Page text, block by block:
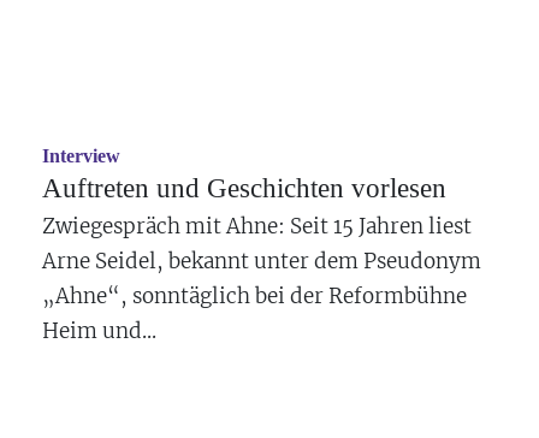
Interview
Auftreten und Geschichten vorlesen
Zwiegespräch mit Ahne: Seit 15 Jahren liest
Arne Seidel, bekannt unter dem Pseudonym
„Ahne“, sonntäglich bei der Reformbühne
Heim und...